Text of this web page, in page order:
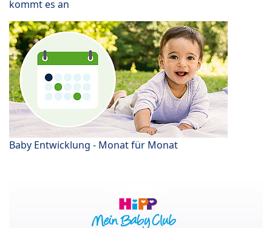
kommt es an
Baby Entwicklung - Monat für Monat